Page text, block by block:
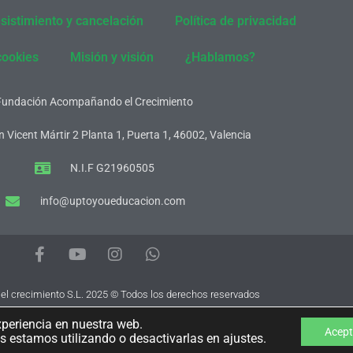
y cancelación Política de privacidad
Misión y visión ¿Hablamos?
Acompañando el Crecimiento
Vicent Mártir 2 Planta 1, Puerta 1, 46002, Valencia
N.I.F G21960505
info@uptoyoueducacion.com
F
a
e
b
o
o
Y
o
t
u
b
e
I
n
t
a
g
r
W
h
t
s
p
crecimiento S.L. 2025 © Todos los derechos reservados
en nuestra web.
estamos utilizando o desactivarlas en ajustes.